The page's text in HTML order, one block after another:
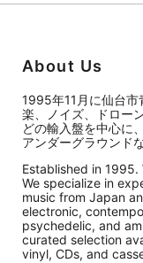
About Us
1995年11月に仙台市
楽、ノイズ、ドロー
どの輸入盤を中心に
アンダーグラウンド
Established in
We specialize in
music from Japan
electronic,
psychedelic, and
curated selection
vinyl, CDs, and